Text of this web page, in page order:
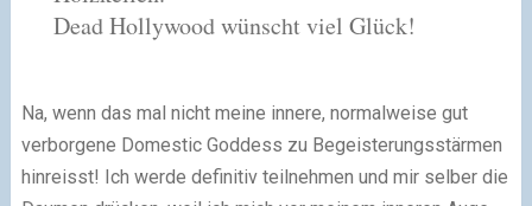
Dead Hollywood wünscht viel Glück!
Na, wenn das mal nicht meine innere, normalweise gut
verborgene Domestic Goddess zu Begeisterungsstärmen
hinreisst! Ich werde definitiv teilnehmen und mir selber die